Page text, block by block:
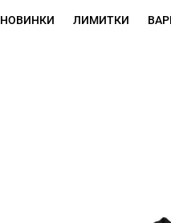
НОВИНКИ ЛИМИТКИ